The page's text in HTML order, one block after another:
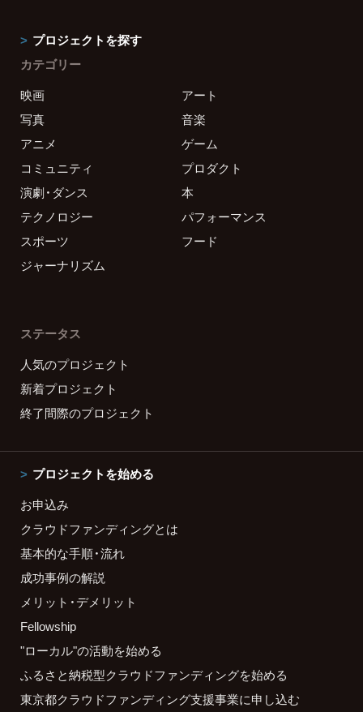
プロジェクトを探す
カテゴリー
映画
アート
写真
音楽
アニメ
ゲーム
コミュニティ
プロダクト
演劇・ダンス
本
テクノロジー
パフォーマンス
スポーツ
フード
ジャーナリズム
ステータス
人気のプロジェクト
新着プロジェクト
終了間際のプロジェクト
プロジェクトを始める
お申込み
クラウドファンディングとは
基本的な手順・流れ
成功事例の解説
メリット・デメリット
Fellowship
"ローカル"の活動を始める
ふるさと納税型クラウドファンディングを始める
東京都クラウドファンディング支援事業に申し込む